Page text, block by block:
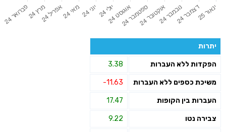
יתרות
הפקדות ללא העברות 3.38
משיכת כספים ללא העברות -11.63
העברות בין הקופות 17.47
צבירה נטו 9.22